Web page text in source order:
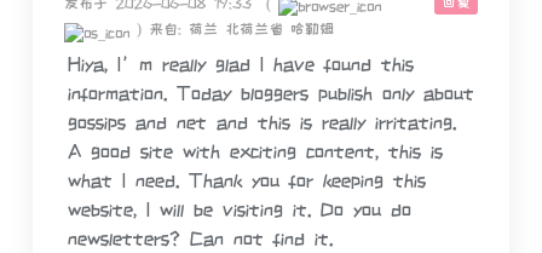
发布于 2026-06-08 19:33
(
) 来自: 荷兰 北荷兰省 哈勒姆
Hiya, I’m really glad I have found this
information. Today bloggers publish only about
gossips and net and this is really irritating.
A good site with exciting content, this is
what I need. Thank you for keeping this
website, I will be visiting it. Do you do
newsletters? Can not find it.